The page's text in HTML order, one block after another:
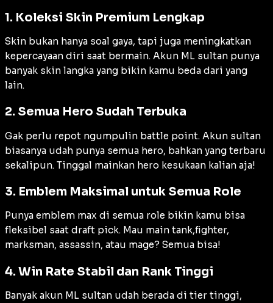
1. Koleksi Skin Premium Lengkap
Skin bukan hanya soal gaya, tapi juga meningkatkan
kepercayaan diri saat bermain. Akun ML sultan punya
banyak skin langka yang bikin kamu beda dari yang
lain.
2. Semua Hero Sudah Terbuka
Gak perlu repot ngumpulin battle point. Akun sultan
biasanya udah punya semua hero, bahkan yang terbaru
sekalipun. Tinggal mainkan hero kesukaan kalian aja!
3. Emblem Maksimal untuk Semua Role
Punya emblem max di semua role bikin kamu bisa
fleksibel saat draft pick. Mau main tank,fighter,
marksman, assassin, atau mage? Semua bisa!
4. Win Rate Stabil dan Rank Tinggi
Banyak akun ML sultan udah berada di tier tinggi,